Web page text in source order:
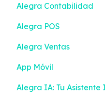
Alegra Contabilidad
Ingresos
Gastos
Contactos
Inventario
Alegra POS
Vender
Ingresos
Turnos
Alegra Ventas
App Móvil
Alegra IA: Tu